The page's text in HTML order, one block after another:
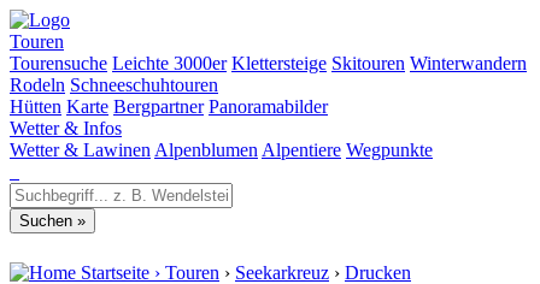
Touren
Tourensuche Leichte 3000er Klettersteige Skitouren Winterwandern
Rodeln Schneeschuhtouren
Hütten Karte Bergpartner Panoramabilder
Wetter & Infos
Wetter & Lawinen Alpenblumen Alpentiere Wegpunkte
Startseite › Touren › Seekarkreuz › Drucken